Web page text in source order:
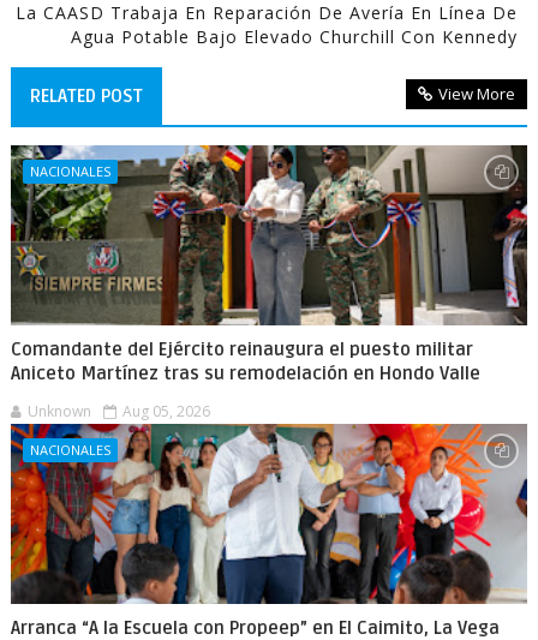
La CAASD Trabaja En Reparación De Avería En Línea De
Agua Potable Bajo Elevado Churchill Con Kennedy
RELATED POST View More
NACIONALES
Comandante del Ejército reinaugura el puesto militar
Aniceto Martínez tras su remodelación en Hondo Valle
Unknown Aug 05, 2026
NACIONALES
Arranca “A la Escuela con Propeep” en El Caimito, La Vega